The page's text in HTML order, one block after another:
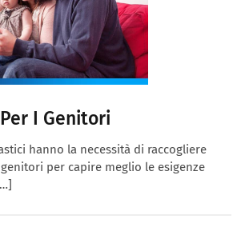
I Genitori
hanno la necessità di raccogliere
per capire meglio le esigenze